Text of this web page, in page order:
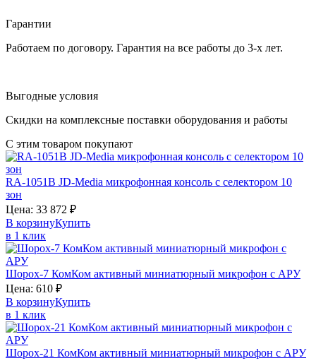
Гарантии
Работаем по договору. Гарантия на все работы до 3-х лет.
Выгодные условия
Скидки на комплексные поставки оборудования и работы
С этим товаром покупают
RA-1051B JD-Media микрофонная консоль с селектором 10
зон
Цена: 33 872 ₽
В корзинуКупить
в 1 клик
Шорох-7 КомКом активный миниатюрный микрофон с АРУ
Цена: 610 ₽
В корзинуКупить
в 1 клик
Шорох-21 КомКом активный миниатюрный микрофон с АРУ